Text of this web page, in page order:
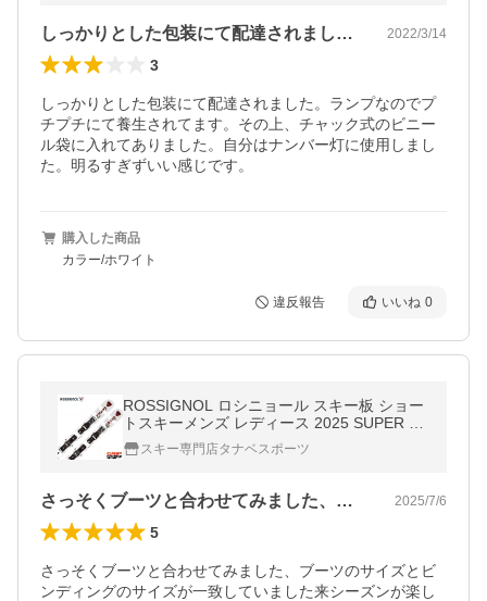
しっかりとした包装にて配達されました。… 2022/3/14
3
しっかりとした包装にて配達されました。ランプなのでプ
チプチにて養生されてます。その上、チャック式のビニー
ル袋に入れてありました。自分はナンバー灯に使用しまし
た。明るすぎずいい感じです。
購入した商品
カラー/ホワイト
違反報告 いいね 0
ROSSIGNOL ロシニョール スキー板 ショー
トスキーメンズ レディース 2025 SUPER VI
RAGE MINI + XPRESS 10 GW 取付無料
スキー専門店タナベスポーツ
さっそくブーツと合わせてみました、ブー… 2025/7/6
5
さっそくブーツと合わせてみました、ブーツのサイズとビ
ンディングのサイズが一致していました来シーズンが楽し